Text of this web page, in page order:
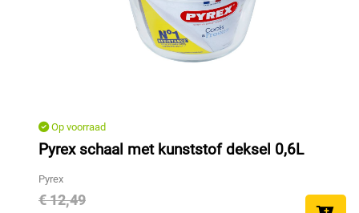
Op voorraad
Pyrex schaal met kunststof deksel 0,6L
Pyrex
€ 12,49